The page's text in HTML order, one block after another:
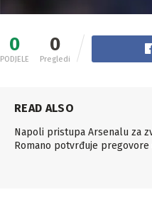
0
PODJELE
0
Pregledi
READ ALSO
Napoli pristupa Arsenalu za
Romano potvrđuje